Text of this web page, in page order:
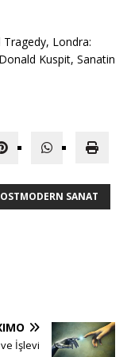
Londra:
Kuspit, Sanatin
SANAT
İşlevi